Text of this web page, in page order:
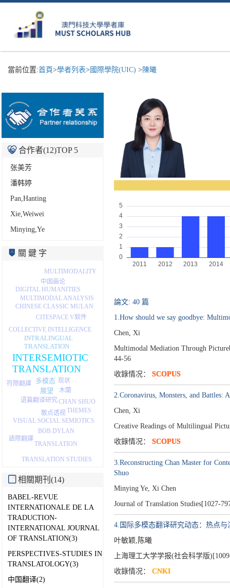
當前位置:首頁>學者列表> 國際學院(UIC) > 陳曦
合作者(12)TOP 5
张美芳
潘韩婷
Pan,Hanting
Xie,Weiwei
Minying,Ye
關 鍵 字
INTERSEMIOTIC
TRANSLATION
INTRALINGUAL
TRANSLATION
多模态
展望
COLLECTIVE INTELLIGENCE
语篇翻译研究
散点透视
CITESPACE V软件
VISUAL SOCIAL SEMIOTICS
CHINESE CLASSIC MULAN
BOB DYLAN
现状
木蘭
符際翻譯
MULTIMODAL ANALYSIS
CHAN SHUO
TRANSLATION
DIGITAL HUMANITIES
中国画论
TRANSLATION STUDIES
MULTIMODALITY
語際翻譯
THEMES
相關期刊(14)
BABEL-REVUE
INTERNATIONALE DE LA
TRADUCTION-
INTERNATIONAL JOURNAL
OF TRANSLATION(3)
PERSPECTIVES-STUDIES IN
TRANSLATOLOGY(3)
中国翻译(2)
論文: 40 篇
1.How should we say goodbye:
Chen, Xi
Multimodal Mediation Through
44-56
收錄情况： SCOPUS
2.Coronavirus, Monsters, and
Chen, Xi
Creative Readings of Multilingual
收錄情况： SCOPUS
3.Reconstructing Chan Master for
Shuo
Minying Ye, Xi Chen
Journal of Translation Studies[1027-
4.国际多模态翻译研究动态：热点与
叶敏颖,陈曦
上海理工大学学报(社会科学版
收錄情况： CNKI